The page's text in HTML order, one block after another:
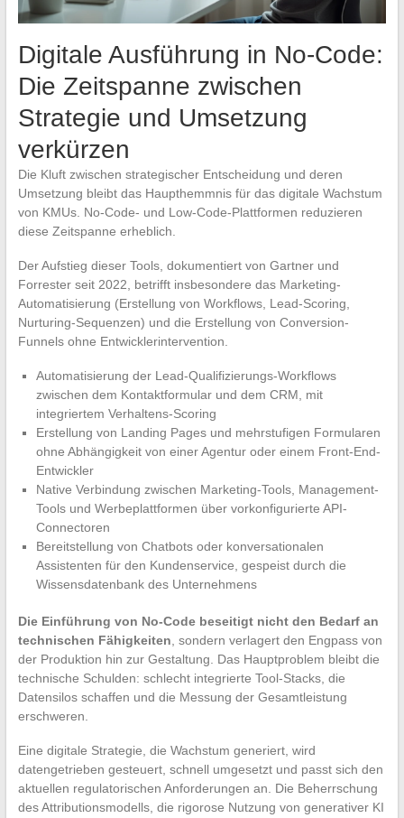
Digitale Ausführung in No-Code:
Die Zeitspanne zwischen
Strategie und Umsetzung
verkürzen
Die Kluft zwischen strategischer Entscheidung und deren
Umsetzung bleibt das Haupthemmnis für das digitale Wachstum
von KMUs. No-Code- und Low-Code-Plattformen reduzieren
diese Zeitspanne erheblich.
Der Aufstieg dieser Tools, dokumentiert von Gartner und
Forrester seit 2022, betrifft insbesondere das Marketing-
Automatisierung (Erstellung von Workflows, Lead-Scoring,
Nurturing-Sequenzen) und die Erstellung von Conversion-
Funnels ohne Entwicklerintervention.
Automatisierung der Lead-Qualifizierungs-Workflows
zwischen dem Kontaktformular und dem CRM, mit
integriertem Verhaltens-Scoring
Erstellung von Landing Pages und mehrstufigen Formularen
ohne Abhängigkeit von einer Agentur oder einem Front-End-
Entwickler
Native Verbindung zwischen Marketing-Tools, Management-
Tools und Werbeplattformen über vorkonfigurierte API-
Connectoren
Bereitstellung von Chatbots oder konversationalen
Assistenten für den Kundenservice, gespeist durch die
Wissensdatenbank des Unternehmens
Die Einführung von No-Code beseitigt nicht den Bedarf an
technischen Fähigkeiten, sondern verlagert den Engpass von
der Produktion hin zur Gestaltung. Das Hauptproblem bleibt die
technische Schulden: schlecht integrierte Tool-Stacks, die
Datensilos schaffen und die Messung der Gesamtleistung
erschweren.
Eine digitale Strategie, die Wachstum generiert, wird
datengetrieben gesteuert, schnell umgesetzt und passt sich den
aktuellen regulatorischen Anforderungen an. Die Beherrschung
des Attributionsmodells, die rigorose Nutzung von generativer KI